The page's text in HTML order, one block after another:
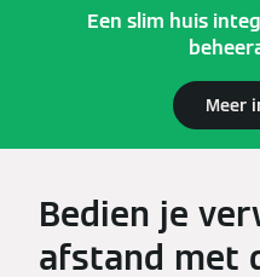
Een slim huis
Meer
Bedien je
afstand met